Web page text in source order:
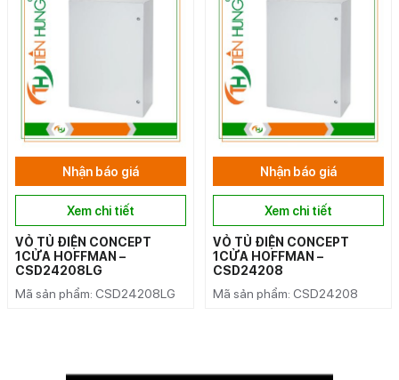
Nhận báo giá
Xem chi tiết
VỎ TỦ ĐIỆN CONCEPT
1CỬA HOFFMAN –
CSD24208LG
Mã sản phẩm: CSD24208LG
Nhận báo giá
Xem chi tiết
VỎ TỦ ĐIỆN CONCEPT
1CỬA HOFFMAN –
CSD24208
Mã sản phẩm: CSD24208